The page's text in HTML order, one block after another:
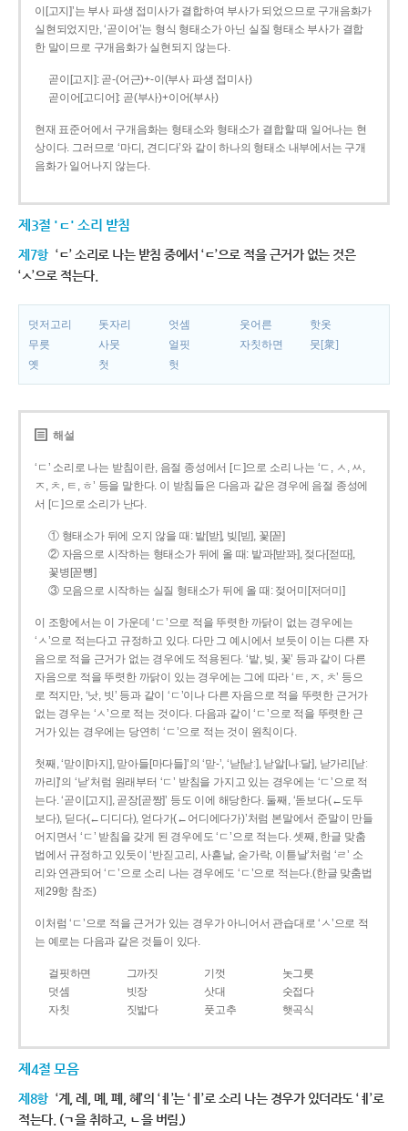
이[고지]’는 부사 파생 접미사가 결합하여 부사가 되었으므로 구개음화가
실현되었지만, ‘곧이어’는 형식 형태소가 아닌 실질 형태소 부사가 결합
한 말이므로 구개음화가 실현되지 않는다.
곧이[고지]: 곧-­(어근)+­-이(부사 파생 접미사)
곧이어[고디어]: 곧(부사)+이어(부사)
현재 표준어에서 구개음화는 형태소와 형태소가 결합할 때 일어나는 현
상이다. 그러므로 ‘마디, 견디다’와 같이 하나의 형태소 내부에서는 구개
음화가 일어나지 않는다.
제3절 'ㄷ' 소리 받침
제7항 ‘ㄷ’ 소리로 나는 받침 중에서 ‘ㄷ’으로 적을 근거가 없는 것은
‘ㅅ’으로 적는다.
덧저고리 돗자리 엇셈 웃어른
핫옷
무릇
사뭇 얼핏 자칫하면
뭇[衆]
옛
첫 헛
해설
‘ㄷ’ 소리로 나는 받침이란, 음절 종성에서 [ㄷ]으로 소리 나는 ‘ㄷ, ㅅ, ㅆ,
ㅈ, ㅊ, ㅌ, ㅎ’ 등을 말한다. 이 받침들은 다음과 같은 경우에 음절 종성에
서 [ㄷ]으로 소리가 난다.
① 형태소가 뒤에 오지 않을 때: 밭[받], 빚[빋], 꽃[꼳]
② 자음으로 시작하는 형태소가 뒤에 올 때: 밭과[받꽈], 젖다[젇따],
꽃병[꼳뼝]
③ 모음으로 시작하는 실질 형태소가 뒤에 올 때: 젖어미[저더미]
이 조항에서는 이 가운데 ‘ㄷ’으로 적을 뚜렷한 까닭이 없는 경우에는
‘ㅅ’으로 적는다고 규정하고 있다. 다만 그 예시에서 보듯이 이는 다른 자
음으로 적을 근거가 없는 경우에도 적용된다. ‘밭, 빚, 꽃’ 등과 같이 다른
자음으로 적을 뚜렷한 까닭이 있는 경우에는 그에 따라 ‘ㅌ, ㅈ, ㅊ’ 등으
로 적지만, ‘낫, 빗’ 등과 같이 ‘ㄷ’이나 다른 자음으로 적을 뚜렷한 근거가
없는 경우는 ‘ㅅ’으로 적는 것이다. 다음과 같이 ‘ㄷ’으로 적을 뚜렷한 근
거가 있는 경우에는 당연히 ‘ㄷ’으로 적는 것이 원칙이다.
첫째, ‘맏이[마지], 맏아들[마다들]’의 ‘맏-’, ‘낟[낟ː], 낟알[나ː달], 낟가리[낟ː
까리]’의 ‘낟’처럼 원래부터 ‘ㄷ’ 받침을 가지고 있는 경우에는 ‘ㄷ’으로 적
는다. ‘곧이[고지], 곧장[곧짱]’ 등도 이에 해당한다. 둘째, ‘돋보다(←도두
보다), 딛다(←디디다), 얻다가(←어디에다가)’처럼 본말에서 준말이 만들
어지면서 ‘ㄷ’ 받침을 갖게 된 경우에도 ‘ㄷ’으로 적는다. 셋째, 한글 맞춤
법에서 규정하고 있듯이 ‘반짇고리, 사흗날, 숟가락, 이튿날’처럼 ‘ㄹ’ 소
리와 연관되어 ‘ㄷ’으로 소리 나는 경우에도 ‘ㄷ’으로 적는다.(한글 맞춤법
제29항 참조)
이처럼 ‘ㄷ’으로 적을 근거가 있는 경우가 아니어서 관습대로 ‘ㅅ’으로 적
는 예로는 다음과 같은 것들이 있다.
걸핏하면 그까짓 기껏
놋그릇
덧셈
빗장 삿대
숫접다
자칫
짓밟다 풋고추 햇곡식
제4절 모음
제8항 ‘계, 례, 몌, 폐, 혜’의 ‘ㅖ’는 ‘ㅔ’로 소리 나는 경우가 있더라도 ‘ㅖ’로
적는다. (ㄱ을 취하고, ㄴ을 버림.)